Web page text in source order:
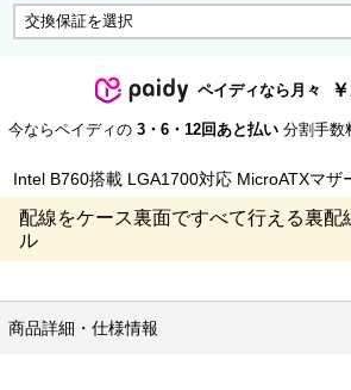
ペイディなら月々
今ならペイディの 3・6・12回あと払い 分割手
Intel B760搭載 LGA1700対応 MicroATXマザ
配線をケース裏面ですべて行える裏配
ル
商品詳細・仕様情報